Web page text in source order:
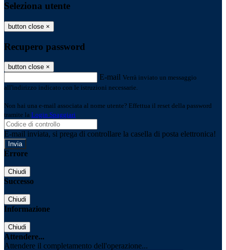
Seleziona utente
button close ×
Recupero password
button close ×
E-mail Verrà inviato un messaggio
all'indirizzo indicato con le istruzioni necessarie.
Non hai una e-mail associata al nome utente? Effettua il reset della password
tramite la Login Spaggiari
E-mail inviata, si prega di controllare la casella di posta elettronica!
Errore
Chiudi
Successo
Chiudi
Informazione
Chiudi
Attendere...
Attendere il completamento dell'operazione...